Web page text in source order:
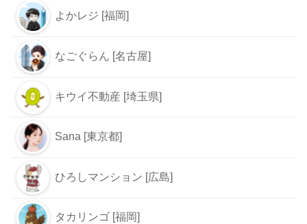
よかレジ [福岡]
なごぐらん [名古屋]
キウイ不動産 [埼玉県]
Sana [東京都]
ひろしマンション [広島]
タカリンゴ [福岡]